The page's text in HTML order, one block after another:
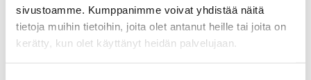
sivustoamme. Kumppanimme voivat yhdistää näitä
tietoja muihin tietoihin, joita olet antanut heille tai joita on
kerätty, kun olet käyttänyt heidän palvelujaan.
12.06.2026